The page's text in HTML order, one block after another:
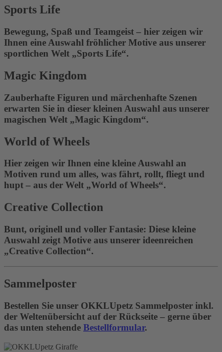
Sports Life
Bewegung, Spaß und Teamgeist – hier zeigen wir
Ihnen eine Auswahl fröhlicher Motive aus unserer
sportlichen Welt „Sports Life“.
Magic Kingdom
Zauberhafte Figuren und märchenhafte Szenen
erwarten Sie in dieser kleinen Auswahl aus unserer
magischen Welt „Magic Kingdom“.
World of Wheels
Hier zeigen wir Ihnen eine kleine Auswahl an
Motiven rund um alles, was fährt, rollt, fliegt und
hupt – aus der Welt „World of Wheels“.
Creative Collection
Bunt, originell und voller Fantasie: Diese kleine
Auswahl zeigt Motive aus unserer ideenreichen
„Creative Collection“.
Sammelposter
Bestellen Sie unser OKKLUpetz Sammelposter inkl.
der Weltenübersicht auf der Rückseite – gerne über
das unten stehende Bestellformular.